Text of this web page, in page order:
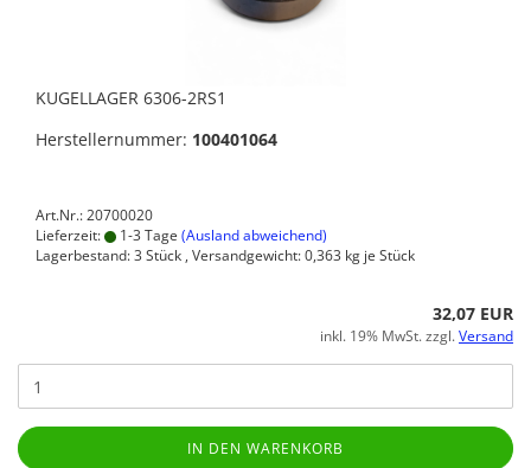
KUGELLAGER 6306-2RS1
Herstellernummer: 100401064
Art.Nr.: 20700020
Lieferzeit:
1-3 Tage (Ausland abweichend)
Lagerbestand: 3 Stück , Versandgewicht:0,363 kg je Stück
32,07 EUR
inkl. 19% MwSt. zzgl.Versand
IN DEN WARENKORB